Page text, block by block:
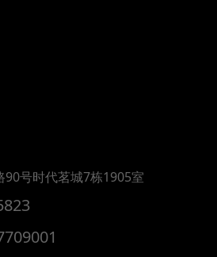
90号时代茗城7栋1905室